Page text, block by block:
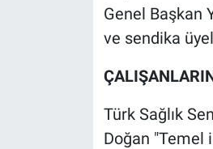
Genel Başkan
ve sendika
Türk Sağlık
Doğan